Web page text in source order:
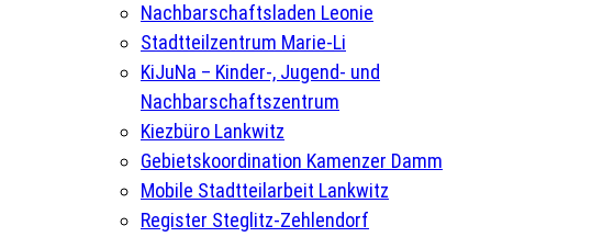
Nachbarschaftsladen Leonie
Stadtteilzentrum Marie-Li
KiJuNa – Kinder-, Jugend- und
Nachbarschaftszentrum
Kiezbüro Lankwitz
Gebietskoordination Kamenzer Damm
Mobile Stadtteilarbeit Lankwitz
Register Steglitz-Zehlendorf